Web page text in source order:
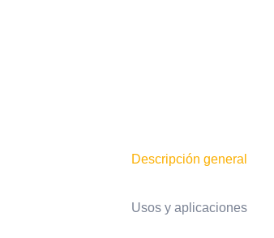
Descripción general
Usos y aplicaciones